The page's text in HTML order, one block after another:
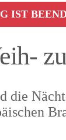
IST
die